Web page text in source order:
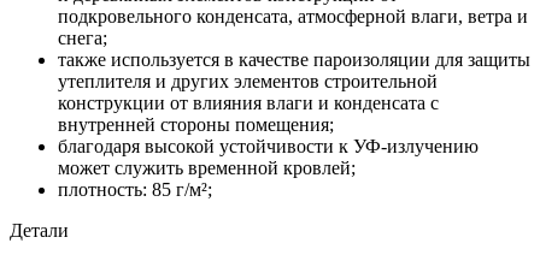
подкровельного конденсата, атмосферной влаги, ветра и
снега;
также используется в качестве пароизоляции для защиты
утеплителя и других элементов строительной
конструкции от влияния влаги и конденсата с
внутренней стороны помещения;
благодаря высокой устойчивости к УФ-излучению
может служить временной кровлей;
плотность: 85 г/м²;
Детали